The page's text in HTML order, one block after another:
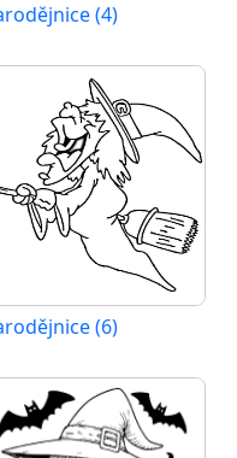
(4)
(6)